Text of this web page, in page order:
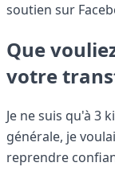
soutien sur
Que
votre
Je ne suis qu'à 3
générale, je
reprendre